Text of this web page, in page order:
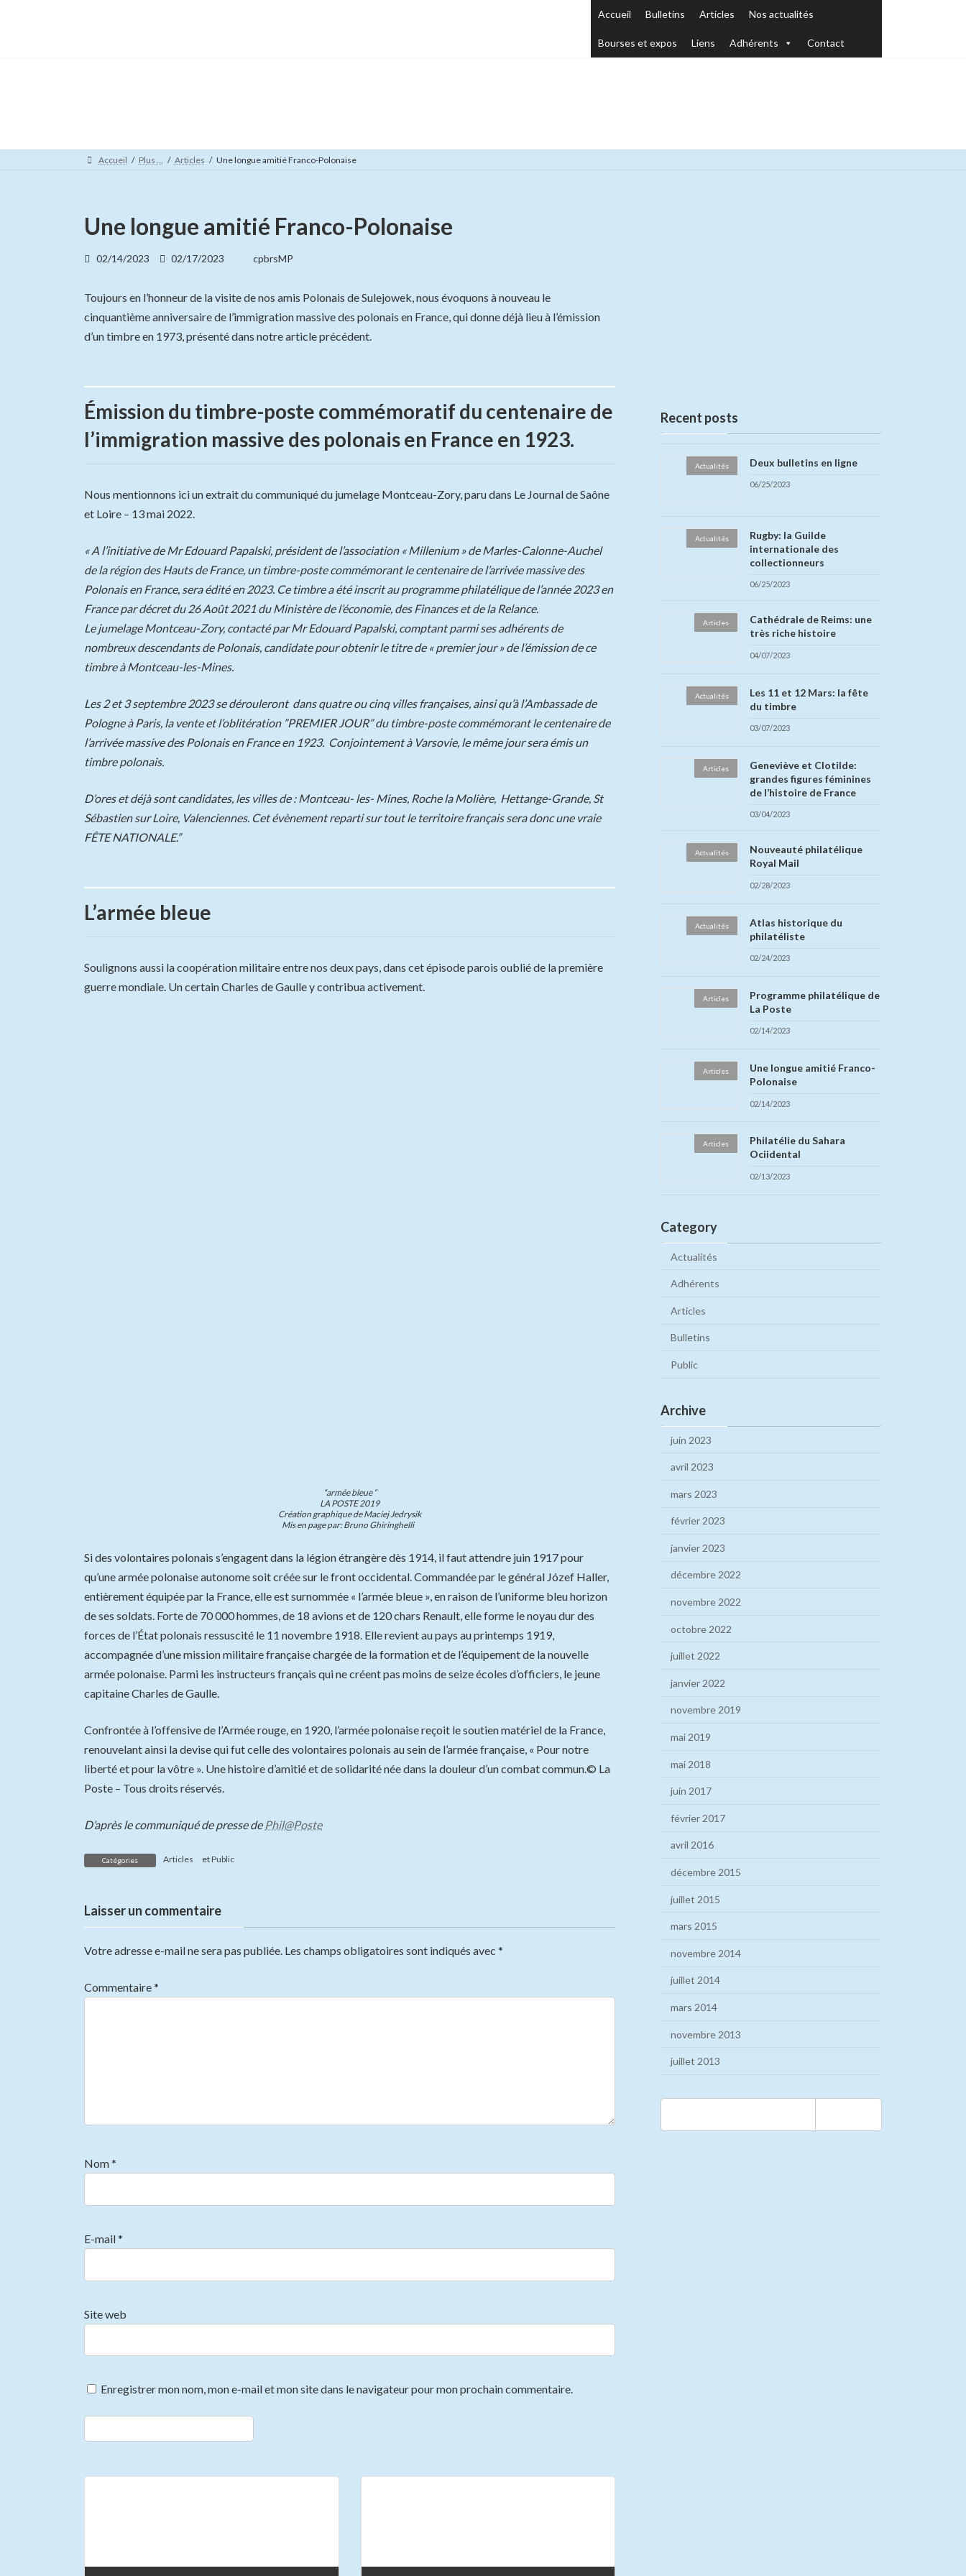
Accueil Bulletins Articles Nos actualités
Bourses et expos Liens Adhérents Contact
Accueil Plus … Articles Une longue amitié Franco-Polonaise
Une longue amitié Franco-Polonaise
02/14/2023
Last
updated
02/17/2023 cpbrsMP
Toujours en l’honneur de la visite de nos amis Polonais de Sulejowek, nous évoquons à nouveau le
cinquantième anniversaire de l’immigration massive des polonais en France, qui donne déjà lieu à l’émission
d’un timbre en 1973, présenté dans notre article précédent.
Émission du timbre-poste commémoratif du centenaire de
l’immigration massive des polonais en France en 1923.
Nous mentionnons ici un extrait du communiqué du jumelage Montceau-Zory, paru dans Le Journal de Saône
et Loire – 13 mai 2022.
« A l’initiative de Mr Edouard Papalski, président de l’association « Millenium » de Marles-Calonne-Auchel
de la région des Hauts de France, un timbre-poste commémorant le centenaire de l’arrivée massive des
Polonais en France, sera édité en 2023. Ce timbre a été inscrit au programme philatélique de l’année 2023 en
France par décret du 26 Août 2021 du Ministère de l’économie, des Finances et de la Relance.
Le jumelage Montceau-Zory, contacté par Mr Edouard Papalski, comptant parmi ses adhérents de
nombreux descendants de Polonais, candidate pour obtenir le titre de « premier jour » de l’émission de ce
timbre à Montceau-les-Mines.
Les 2 et 3 septembre 2023 se dérouleront dans quatre ou cinq villes françaises, ainsi qu’à l’Ambassade de
Pologne à Paris, la vente et l’oblitération ”PREMIER JOUR” du timbre-poste commémorant le centenaire de
l’arrivée massive des Polonais en France en 1923. Conjointement à Varsovie, le même jour sera émis un
timbre polonais.
D’ores et déjà sont candidates, les villes de : Montceau- les- Mines, Roche la Molière, Hettange-Grande, St
Sébastien sur Loire, Valenciennes. Cet évènement reparti sur tout le territoire français sera donc une vraie
FÊTE NATIONALE.”
L’armée bleue
Soulignons aussi la coopération militaire entre nos deux pays, dans cet épisode parois oublié de la première
guerre mondiale. Un certain Charles de Gaulle y contribua activement.
“armée bleue “
LA POSTE 2019
Création graphique de Maciej Jedrysik
Mis en page par: Bruno Ghiringhelli
Si des volontaires polonais s’engagent dans la légion étrangère dès 1914, il faut attendre juin 1917 pour
qu’une armée polonaise autonome soit créée sur le front occidental. Commandée par le général Józef Haller,
entièrement équipée par la France, elle est surnommée « l’armée bleue », en raison de l’uniforme bleu horizon
de ses soldats. Forte de 70 000 hommes, de 18 avions et de 120 chars Renault, elle forme le noyau dur des
forces de l’État polonais ressuscité le 11 novembre 1918. Elle revient au pays au printemps 1919,
accompagnée d’une mission militaire française chargée de la formation et de l’équipement de la nouvelle
armée polonaise. Parmi les instructeurs français qui ne créent pas moins de seize écoles d’officiers, le jeune
capitaine Charles de Gaulle.
Confrontée à l’offensive de l’Armée rouge, en 1920, l’armée polonaise reçoit le soutien matériel de la France,
renouvelant ainsi la devise qui fut celle des volontaires polonais au sein de l’armée française, « Pour notre
liberté et pour la vôtre ». Une histoire d’amitié et de solidarité née dans la douleur d’un combat commun.© La
Poste – Tous droits réservés.
D’après le communiqué de presse de Phil@Poste
Catégories Articles etPublic
Laisser un commentaire
Votre adresse e-mail ne sera pas publiée. Les champs obligatoires sont indiqués avec *
Commentaire*
Nom*
E-mail*
Site web
Enregistrer mon nom, mon e-mail et mon site dans le navigateur pour mon prochain commentaire.
Recent posts
Actualités Deux bulletins en ligne
06/25/2023
Actualités
Rugby: la Guilde
internationale des
collectionneurs
06/25/2023
Articles
Cathédrale de Reims: une
très riche histoire
04/07/2023
Actualités
Les 11 et 12 Mars: la fête
du timbre
03/07/2023
Articles
Geneviève et Clotilde:
grandes figures féminines
de l’histoire de France
03/04/2023
Actualités
Nouveauté philatélique
Royal Mail
02/28/2023
Actualités
Atlas historique du
philatéliste
02/24/2023
Articles
Programme philatélique de
La Poste
02/14/2023
Articles
Une longue amitié Franco-
Polonaise
02/14/2023
Articles
Philatélie du Sahara
Ociidental
02/13/2023
Category
Actualités
Adhérents
Articles
Bulletins
Public
Archive
juin 2023
avril 2023
mars 2023
février 2023
janvier 2023
décembre 2022
novembre 2022
octobre 2022
juillet 2022
janvier 2022
novembre 2019
mai 2019
mai 2018
juin 2017
février 2017
avril 2016
décembre 2015
juillet 2015
mars 2015
novembre 2014
juillet 2014
mars 2014
novembre 2013
juillet 2013
Rechercher :